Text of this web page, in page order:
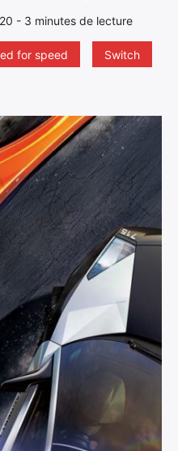
- 3 minutes de lecture
for speed Switch